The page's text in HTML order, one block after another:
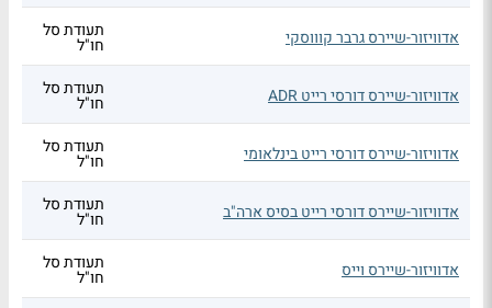
אדוויזור-שיירס גרבר קוווסקי תעודת סל
חו"ל
אדוויזור-שיירס דורסי רייט ADR תעודת סל
חו"ל
אדוויזור-שיירס דורסי רייט בינלאומי תעודת סל
חו"ל
אדוויזור-שיירס דורסי רייט בסיס ארה"ב תעודת סל
חו"ל
אדוויזור-שיירס וייס תעודת סל
חו"ל